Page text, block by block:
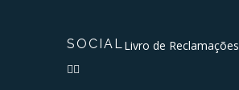
SOCIAL

Livro de Reclamações